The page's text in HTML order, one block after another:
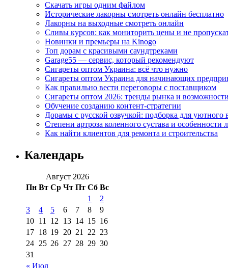
Скачать игры одним файлом
Исторические лакорны смотреть онлайн бесплатно
Лакорны на выходные смотреть онлайн
Сливы курсов: как мониторить цены и не
Новинки и премьеры на Kinogo
Топ дорам с красивыми саундтреками
Garage55 — сервис, который рекомендуют
Сигареты оптом Украина: всё что нужно
Сигареты оптом Украина для начинающих
Как правильно вести переговоры с поставщиком
Сигареты оптом 2026: тренды рынка и возможности
Обучение созданию контент-стратегии
Дорамы с русской озвучкой: подборка для уютного
Степени артроза коленного сустава и особенности
Как найти клиентов для ремонта и строительства
Календарь
Август 2026
Пн Вт Ср Чт Пт Сб Вс
« Июл
1
2
3
4 5 6 7 8
9
10 11 12 13 14 15 16
17 18 19 20 21 22 23
24 25 26 27 28 29 30
31